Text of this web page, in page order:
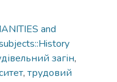
and
загін,
, трудовий